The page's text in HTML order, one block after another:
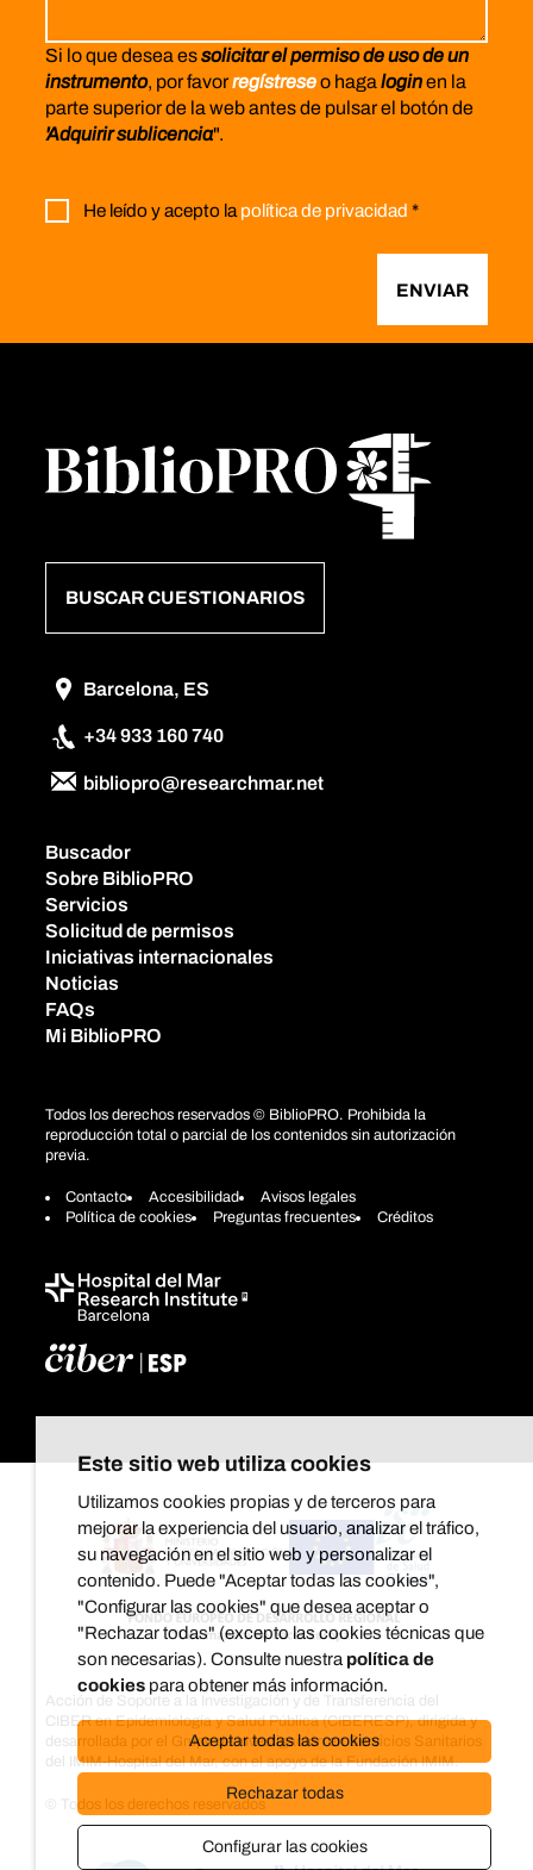
Si lo que desea essolicitar el permiso de uso de un
instrumento, por favorregístreseo haga loginen la
parte superior de la web antes de pulsar el botón de
'Adquirir sublicencia".
He leído y acepto lapolítica de privacidad *
ENVIAR
BUSCAR CUESTIONARIOS
Barcelona, ES
+34 933 160 740
bibliopro@researchmar.net
Buscador
Sobre BiblioPRO
Servicios
Solicitud de permisos
Iniciativas internacionales
Noticias
FAQs
Mi BiblioPRO
Todos los derechos reservados © BiblioPRO. Prohibida la
reproducción total o parcial de los contenidos sin autorización
previa.
Contacto Accesibilidad
Avisos legales
Política de cookies
Preguntas frecuentes Créditos
Acción de Soporte a la Investigación y de Transferencia del
CIBER en Epidemiología y Salud Pública (CIBERESP), dirigida y
desarrollada por el Grupo de investigación en Servicios Sanitarios
del IMIM-Hospital del Mar, con el apoyo de la Fundación IMIM.
© Todos los derechos reservados
Este sitio web utiliza cookies
Utilizamos cookies propias y de terceros para
mejorar la experiencia del usuario, analizar el tráfico,
su navegación en el sitio web y personalizar el
contenido. Puede "Aceptar todas las cookies",
"Configurar las cookies" que desea aceptar o
"Rechazar todas" (excepto las cookies técnicas que
son necesarias). Consulte nuestra política de
cookies para obtener más información.
Aceptar todas las cookies
Rechazar todas
Configurar las cookies